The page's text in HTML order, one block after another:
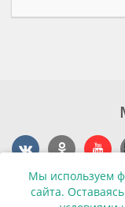
Мы используем
сайта.